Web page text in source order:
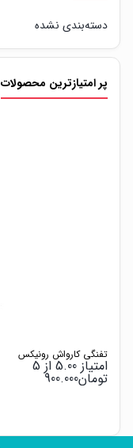
دسته‌بندی نشده
پر امتیازترین محصولات
تفنگی کارواش رونیکس
امتیاز 5.00از 5
تومان900.000